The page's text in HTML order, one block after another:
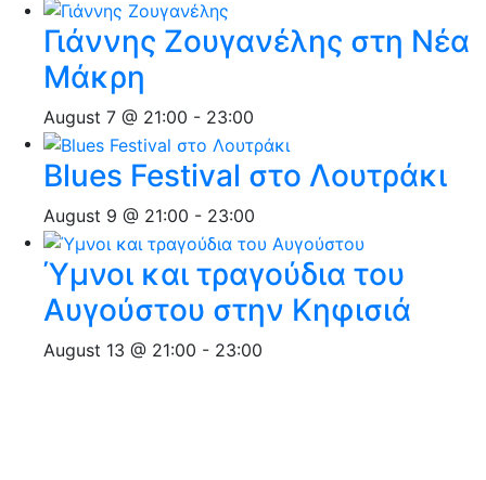
Γιάννης Ζουγανέλης στη Νέα
Μάκρη
August 7 @ 21:00 - 23:00
Blues Festival στο Λουτράκι
August 9 @ 21:00 - 23:00
Ύμνοι και τραγούδια του
Αυγούστου στην Κηφισιά
August 13 @ 21:00 - 23:00